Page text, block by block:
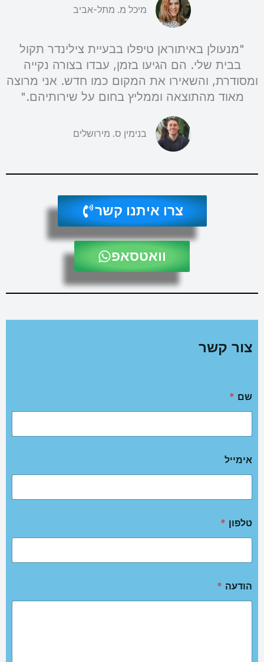
מיכל מ. מתל-אביב
"מנעולן באיתוראן טיפלו בבעיית צילינדר תקול
בבית שלי. הם הגיעו בזמן, עבדו בצורה נקייה
ומסודרת, והשאירו את המקום כמו חדש. אני מרוצה
מאוד מהתוצאה וממליץ בחום על שירותיהם."
בנימין ס. מירושלים
צרו איתנו קשר
וואטסאפ
צור קשר
שם *
אימייל
טלפון *
הודעה *